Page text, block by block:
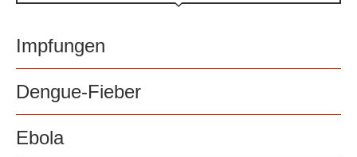
Impfungen
Dengue-Fieber
Ebola